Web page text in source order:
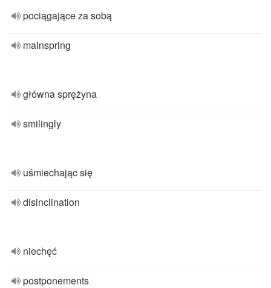
pociągające za sobą
mainspring
główna sprężyna
smilingly
uśmiechając się
disinclination
niechęć
postponements